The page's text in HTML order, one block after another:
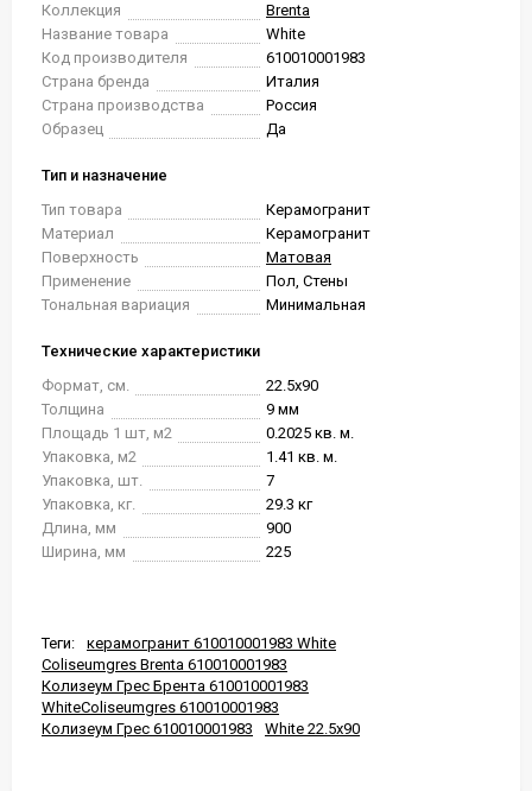
Коллекция
Brenta
Название товара
White
Код производителя
610010001983
Страна бренда
Италия
Страна производства
Россия
Образец
Да
Тип и назначение
Тип товара
Керамогранит
Материал
Керамогранит
Поверхность
Матовая
Применение
Пол, Стены
Тональная вариация
Минимальная
Технические характеристики
Формат, см.
22.5x90
Толщина
9 мм
Площадь 1 шт, м2
0.2025 кв. м.
Упаковка, м2
1.41 кв. м.
Упаковка, шт.
7
Упаковка, кг.
29.3 кг
Длина, мм
900
Ширина, мм
225
Теги:
керамогранит 610010001983 White
Coliseumgres Brenta 610010001983
Колизеум Грес Брента 610010001983
WhiteColiseumgres 610010001983
Колизеум Грес 610010001983
White 22.5x90